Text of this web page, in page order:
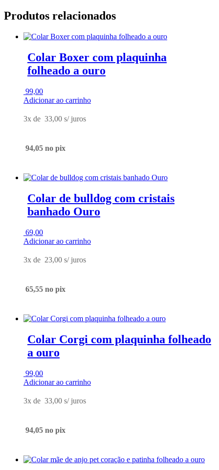
Produtos relacionados
Colar Boxer com plaquinha
folheado a ouro
99,00
Adicionar ao carrinho
3x de 33,00 s/ juros
94,05 no pix
Colar de bulldog com cristais
banhado Ouro
69,00
Adicionar ao carrinho
3x de 23,00 s/ juros
65,55 no pix
Colar Corgi com plaquinha folheado
a ouro
99,00
Adicionar ao carrinho
3x de 33,00 s/ juros
94,05 no pix